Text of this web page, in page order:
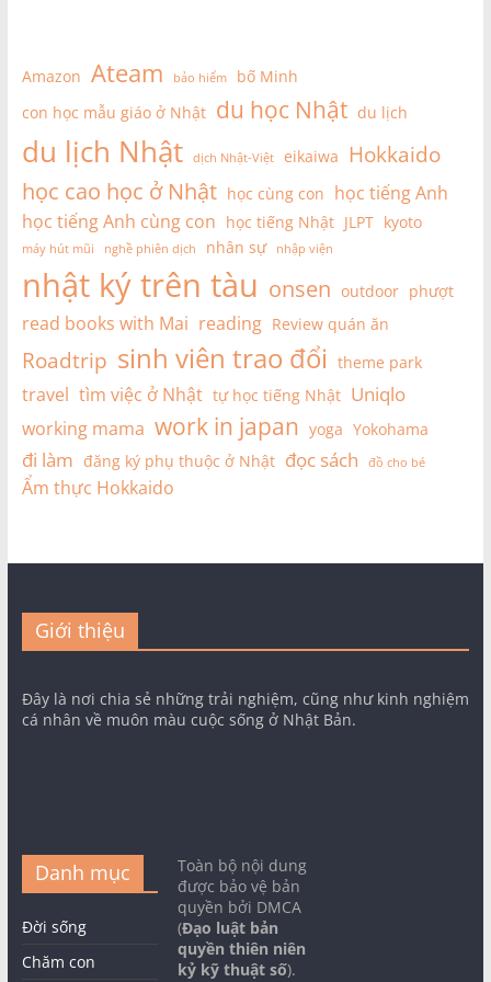
Amazon Ateam bảo hiểm
bố Minh
con học mẫu giáo ở Nhật du học Nhật du lịch
du lịch Nhật dịch Nhật-Việt eikaiwa Hokkaido
học cao học ở Nhật học cùng con học tiếng Anh
học tiếng Anh cùng con học tiếng Nhật JLPT kyoto
máy hút mũi nghề phiên dịch nhân sự nhập viện
nhật ký trên tàu onsen outdoor phượt
read books with Mai reading Review quán ăn
Roadtrip sinh viên trao đổi theme park
travel tìm việc ở Nhật tự học tiếng Nhật Uniqlo
working mama work in japan yoga Yokohama
đi làm đăng ký phụ thuộc ở Nhật đọc sách đồ cho bé
Ẩm thực Hokkaido
Giới thiệu
Đây là nơi chia sẻ những trải nghiệm, cũng như kinh nghiệm
cá nhân về muôn màu cuộc sống ở Nhật Bản.
Danh mục
Đời sống
Chăm con
Toàn bộ nội dung
được bảo vệ bản
quyền bởi DMCA
(Đạo luật bản
quyền thiên niên
kỷ kỹ thuật số).